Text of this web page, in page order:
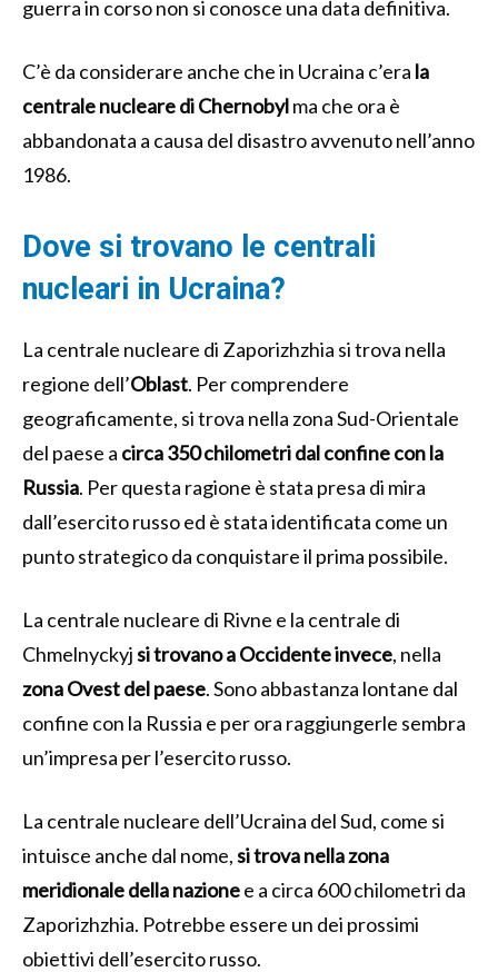
guerra in corso non si conosce una data definitiva.
C’è da considerare anche che in Ucraina c’era la
centrale nucleare di Chernobylma che ora è
abbandonata a causa del disastro avvenuto nell’anno
1986.
Dove si trovano le centrali
nucleari in Ucraina?
La centrale nucleare di Zaporizhzhia si trova nella
regione dell’Oblast. Per comprendere
geograficamente, si trova nella zona Sud-Orientale
del paese a circa 350 chilometri dal confine con la
Russia. Per questa ragione è stata presa di mira
dall’esercito russo ed è stata identificata come un
punto strategico da conquistare il prima possibile.
La centrale nucleare di Rivne e la centrale di
Chmelnyckyjsi trovano a Occidente invece, nella
zona Ovest del paese. Sono abbastanza lontane dal
confine con la Russia e per ora raggiungerle sembra
un’impresa per l’esercito russo.
La centrale nucleare dell’Ucraina del Sud, come si
intuisce anche dal nome,si trova nella zona
meridionale della nazionee a circa 600 chilometri da
Zaporizhzhia. Potrebbe essere un dei prossimi
obiettivi dell’esercito russo.